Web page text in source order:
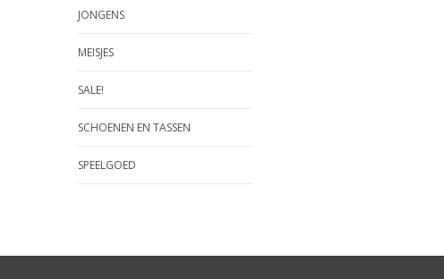
JONGENS
MEISJES
SALE!
SCHOENEN EN TASSEN
SPEELGOED